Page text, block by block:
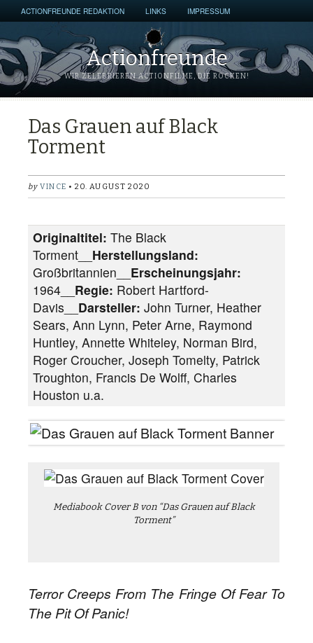
ACTIONFREUNDE REDAKTION LINKS IMPRESSUM
Actionfreunde
WIR ZELEBRIEREN ACTIONFILME, DIE ROCKEN!
Das Grauen auf Black
Torment
by VINCE • 20. AUGUST 2020
Originaltitel: The Black
Torment__ Herstellungsland:
Großbritannien__ Erscheinungsjahr:
1964__ Regie: Robert Hartford-
Davis__ Darsteller: John Turner, Heather
Sears, Ann Lynn, Peter Arne, Raymond
Huntley, Annette Whiteley, Norman Bird,
Roger Croucher, Joseph Tomelty, Patrick
Troughton, Francis De Wolff, Charles
Houston u.a.
Mediabook Cover B von “Das Grauen auf Black
Torment”
Terror Creeps From The Fringe Of Fear To
The Pit Of Panic!